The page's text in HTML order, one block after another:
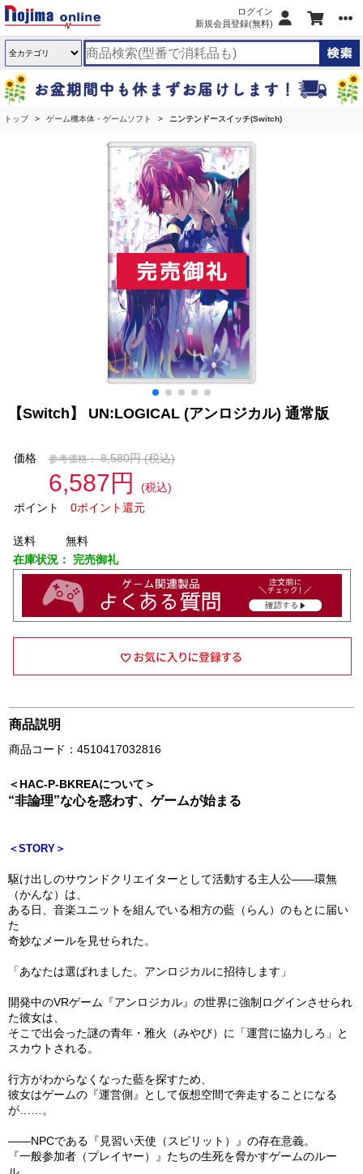
ログイン
新規会員登録(無料)
トップ ゲーム機本体・ゲームソフト ニンテンドースイッチ(Switch)
【Switch】 UN:LOGICAL (アンロジカル) 通常版
価格 参考価格： 8,580円(税込)
6,587円
(税込)
ポイント
0ポイント還元
送料
無料
在庫状況： 完売御礼
商品説明
商品コード：4510417032816
＜HAC-P-BKREAについて＞
“非論理”な心を惑わす、ゲームが始まる
＜STORY＞
駆け出しのサウンドクリエイターとして活動する主人公――環無
（かんな）は、
ある日、音楽ユニットを組んでいる相方の藍（らん）のもとに届い
た
奇妙なメールを見せられた。
「あなたは選ばれました。アンロジカルに招待します」
開発中のVRゲーム『アンロジカル』の世界に強制ログインさせられ
た彼女は、
そこで出会った謎の青年・雅火（みやび）に「運営に協力しろ」と
スカウトされる。
行方がわからなくなった藍を探すため、
彼女はゲームの『運営側』として仮想空間で奔走することになる
が……。
――NPCである『見習い天使（スピリット）』の存在意義。
『一般参加者（プレイヤー）』たちの生死を脅かすゲームのルー